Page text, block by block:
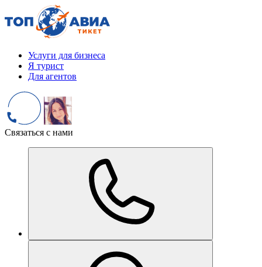
Услуги для бизнеса
Я турист
Для агентов
Связаться с нами